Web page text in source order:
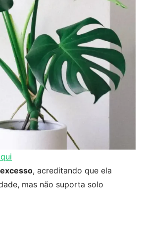
, acreditando que ela
mas não suporta solo